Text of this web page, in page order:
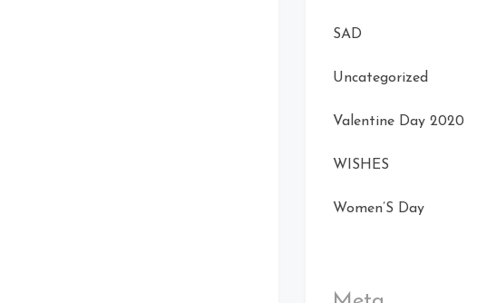
SAD
Uncategorized
Valentine Day 2020
WISHES
Women’S Day